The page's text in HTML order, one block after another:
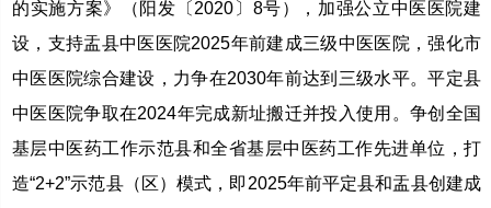
的实施方案》（阳发〔2020〕8号），加强公立中医医院建
设，支持盂县中医医院2025年前建成三级中医医院，强化市
中医医院综合建设，力争在2030年前达到三级水平。平定县
中医医院争取在2024年完成新址搬迁并投入使用。争创全国
基层中医药工作示范县和全省基层中医药工作先进单位，打
造“2+2”示范县（区）模式，即2025年前平定县和盂县创建成